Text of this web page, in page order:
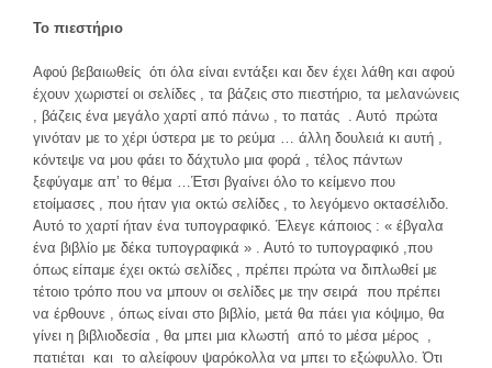
Το πιεστήριο
Αφού βεβαιωθείς ότι όλα είναι εντάξει και δεν έχει λάθη και αφού
έχουν χωριστεί οι σελίδες , τα βάζεις στο πιεστήριο, τα μελανώνεις
, βάζεις ένα μεγάλο χαρτί από πάνω , το πατάς . Αυτό πρώτα
γινόταν με το χέρι ύστερα με το ρεύμα … άλλη δουλειά κι αυτή ,
κόντεψε να μου φάει το δάχτυλο μια φορά , τέλος πάντων
ξεφύγαμε απ’ το θέμα …Έτσι βγαίνει όλο το κείμενο που
ετοίμασες , που ήταν για οκτώ σελίδες , το λεγόμενο οκτασέλιδο.
Αυτό το χαρτί ήταν ένα τυπογραφικό. Έλεγε κάποιος : « έβγαλα
ένα βιβλίο με δέκα τυπογραφικά » . Αυτό το τυπογραφικό ,που
όπως είπαμε έχει οκτώ σελίδες , πρέπει πρώτα να διπλωθεί με
τέτοιο τρόπο που να μπουν οι σελίδες με την σειρά που πρέπει
να έρθουνε , όπως είναι στο βιβλίο, μετά θα πάει για κόψιμο, θα
γίνει η βιβλιοδεσία , θα μπει μια κλωστή από το μέσα μέρος ,
πατιέται και το αλείφουν ψαρόκολλα να μπει το εξώφυλλο. Ότι